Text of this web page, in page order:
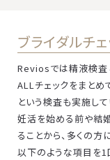
ブライダルチ
Reviosでは精液検査
ALLチェックをまとめ
という検査も実施して
妊活を始める前や結
ることから、多くの方
以下のような項目を1